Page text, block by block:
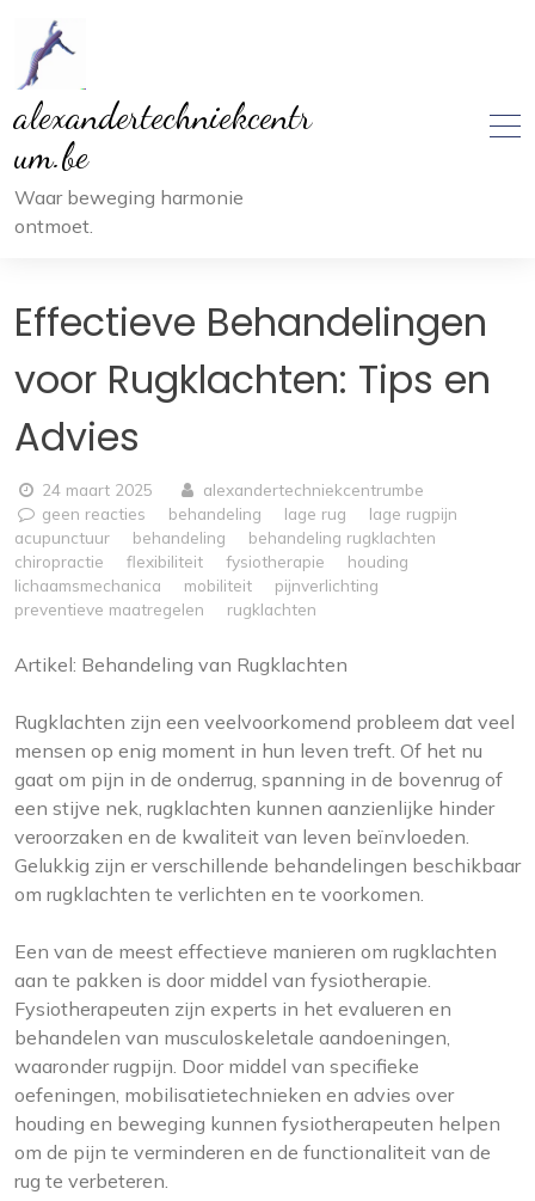
inhoud
alexandertechniekcentr
um.be
Waar beweging harmonie
ontmoet.
Effectieve Behandelingen
voor Rugklachten: Tips en
Advies
24 maart 2025
alexandertechniekcentrumbe
geen reacties
behandeling lage rug
lage rugpijn
acupunctuur
behandeling
behandeling rugklachten
chiropractie
flexibiliteit fysiotherapie
houding
lichaamsmechanica
mobiliteit
pijnverlichting
preventieve maatregelen
rugklachten
Artikel: Behandeling van Rugklachten
Rugklachten zijn een veelvoorkomend probleem dat veel
mensen op enig moment in hun leven treft. Of het nu
gaat om pijn in de onderrug, spanning in de bovenrug of
een stijve nek, rugklachten kunnen aanzienlijke hinder
veroorzaken en de kwaliteit van leven beïnvloeden.
Gelukkig zijn er verschillende behandelingen beschikbaar
om rugklachten te verlichten en te voorkomen.
Een van de meest effectieve manieren om rugklachten
aan te pakken is door middel van fysiotherapie.
Fysiotherapeuten zijn experts in het evalueren en
behandelen van musculoskeletale aandoeningen,
waaronder rugpijn. Door middel van specifieke
oefeningen, mobilisatietechnieken en advies over
houding en beweging kunnen fysiotherapeuten helpen
om de pijn te verminderen en de functionaliteit van de
rug te verbeteren.